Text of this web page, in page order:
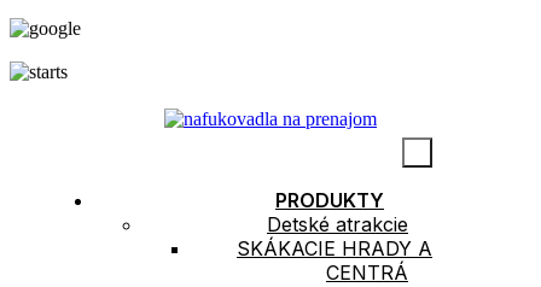
PRODUKTY
Detské atrakcie
SKÁKACIE HRADY A
CENTRÁ